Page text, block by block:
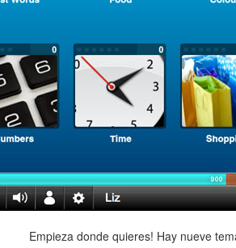
Empieza donde quieres! Hay nueve